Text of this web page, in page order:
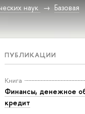
наук
Базовая
ПУБЛИКАЦИИ
Книга
Финансы, денежное
кредит